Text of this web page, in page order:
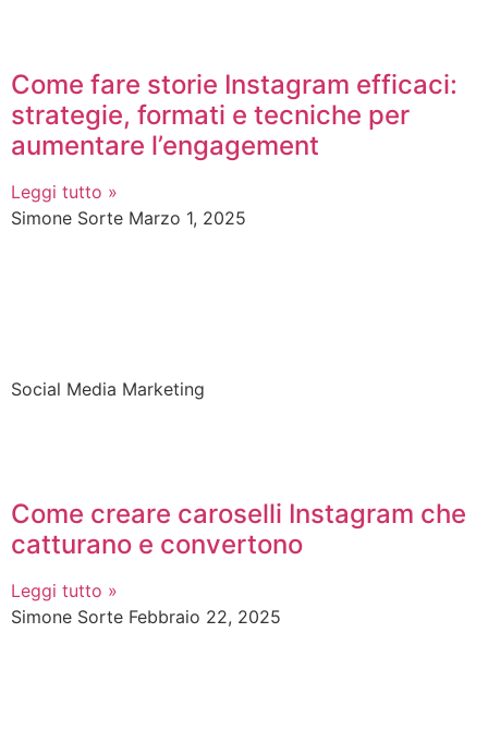
Come fare storie Instagram efficaci:
strategie, formati e tecniche per
aumentare l’engagement
Leggi tutto »
Simone Sorte Marzo 1, 2025
Social Media Marketing
Come creare caroselli Instagram che
catturano e convertono
Leggi tutto »
Simone Sorte Febbraio 22, 2025